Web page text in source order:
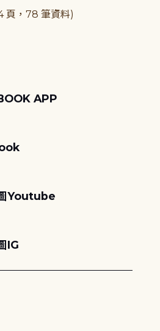
頁，78 筆資料)
APP
Youtube
IG